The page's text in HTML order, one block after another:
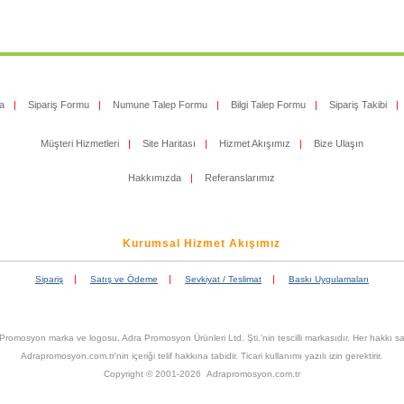
| Sipariş Formu | Numune Talep Formu | Bilgi Talep Formu | Sipariş Takibi |
Müşteri Hizmetleri | Site Haritası | Hizmet Akışımız | Bize Ulaşın
Hakkımızda | Referanslarımız
Kurumsal Hizmet Akışımız
Sipariş | Satış ve Ödeme | Sevkiyat / Teslimat | Baskı Uygulamaları
marka ve logosu, Adra Promosyon Ürünleri Ltd. Şti.'nin tescilli markasıdır. Her hakkı
Adrapromosyon.com.tr'nin içeriği telif hakkına tabidir. Ticari kullanımı yazılı izin gerektirir.
Copyright © 2001-2026 Adrapromosyon.com.tr